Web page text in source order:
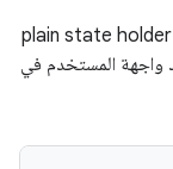
plain state holder